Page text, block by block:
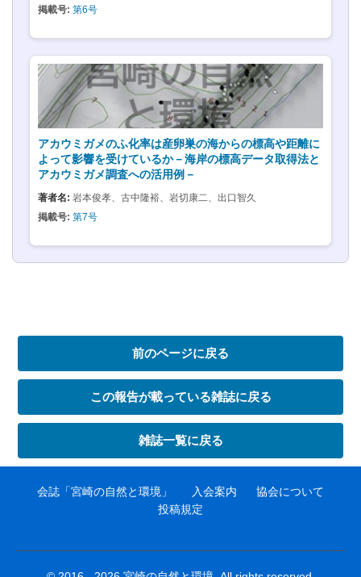
掲載号: 第6号
アカウミガメのふ化率は産卵巣の海からの標高や距離に
よって影響を受けているか－海岸の標高データ取得法と
アカウミガメ調査への活用例－
著者名: 岩本俊孝、古中隆裕、岩切康二、出口智久
掲載号: 第7号
前のページに戻る
この報告が載っている雑誌に戻る
雑誌一覧に戻る
会誌「宮崎の自然と環境」 入会案内
協会について
投稿規定